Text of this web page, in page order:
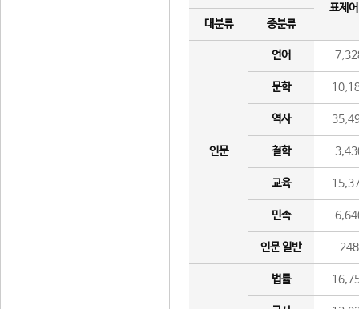
표제
대분류
중분류
인문
언어
문학
역사
철학
교육
민속
인문 일반 248
법률